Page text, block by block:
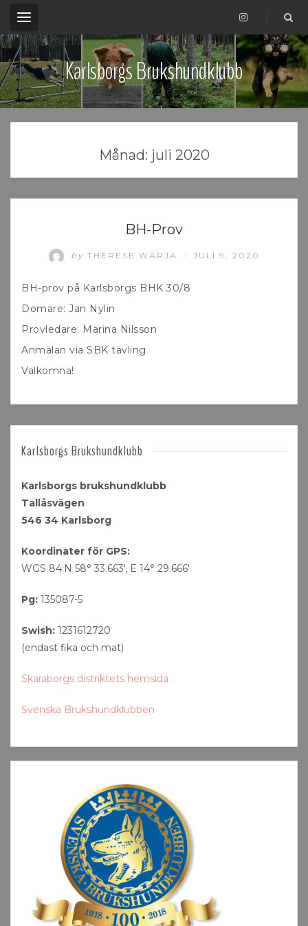
.
Karlsborgs Brukshundklubb
Månad: juli 2020
BH-Prov
by THERESE WÄRJA JULI 9, 2020
BH-prov på Karlsborgs BHK 30/8
Domare: Jan Nylin
Provledare: Marina Nilsson
Anmälan via SBK tävling
Välkomna!
Karlsborgs Brukshundklubb
Karlsborgs brukshundklubb
Tallåsvägen
546 34 Karlsborg
Koordinater för GPS:
WGS 84:N 58° 33.663′, E 14° 29.666′
Pg: 135087-5
Swish: 1231612720
(endast fika och mat)
Skaraborgs distriktets hemsida
Svenska Brukshundklubben